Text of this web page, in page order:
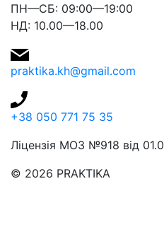
ПН—СБ: 09:00—19:00
НД: 10.00—18.00
praktika.kh@gmail.com
+38 050 771 75 35
Ліцензія МОЗ №918 від
© 2026 PRAKTIKA